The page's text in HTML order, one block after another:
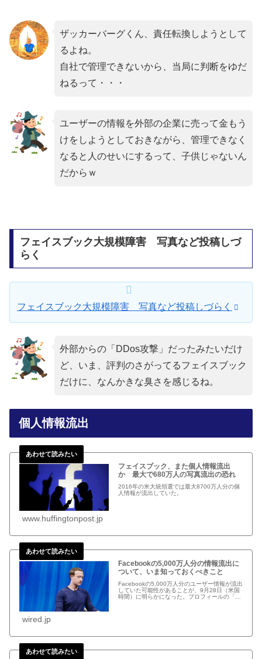
ザッカーバーグくん、責任転換しようとして
るよね。
自社で管理できないから、当局に判断をゆだ
ねるって・・・
ユーザーの情報を外部の企業に売って金もう
けをしようとしておきながら、管理できなく
なると人のせいにするって、子供じゃないん
だからｗ
フェイスブック大規模障害 写真など投稿しづ
らく
フェイスブック大規模障害 写真など投稿しづらく
外部からの「DDos攻撃」だったみたいだけ
ど、いま、評判のさがってるフェイスブック
だけに、なんかきな臭さを感じるね。
個人情報流出
フェイスブック、また個人情報流出
か 最大で680万人の写真流出の恐れ
2016年の米大統領選では最大8700万人分の個
人情報が流出していた。
www.huffingtonpost.jp
Facebookの5,000万人分の情報流出に
ついて、いま知っておくべきこと
Facebookの5,000万人分のユーザー情報が流出
していた可能性があることが、9月28日（米国
時間）に明らかになった。プロフィールの「プ
wired.jp